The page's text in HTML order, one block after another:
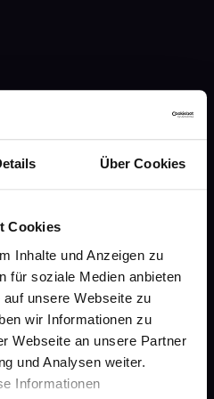
Über Cookies
Cookies
Inhalte und Anzeigen zu
für soziale Medien anbieten
unsere Webseite zu
wir Informationen zu
Webseite an unsere Partner
und Analysen weiter.
Informationen